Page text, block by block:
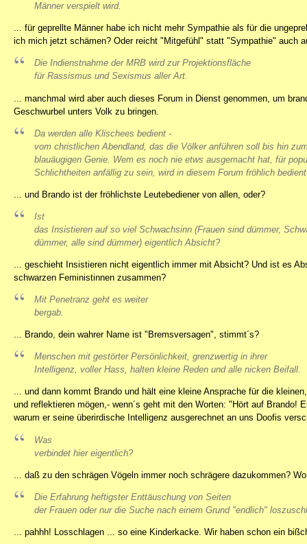
Männer verspielt wird.
... für geprellte Männer habe ich nicht mehr Sympathie als für die
ich mich jetzt schämen? Oder reicht "Mitgefühl" statt "Sympathie" auch
Die Indienstnahme der MRB wird zur Projektionsfläche
für Rassismus und Sexismus aller Art.
... manchmal wird aber auch dieses Forum in Dienst genommen, um
Geschwurbel unters Volk zu bringen.
Da werden alle Klischees bedient -
vom christlichen Abendland, das die Völker anführen soll bis hin
blauäugigen Genie. Wem es noch nie etws ausgemacht hat, für
Schlichtheiten anfällig zu sein, wird in diesem Forum fröhlich
... und Brando ist der fröhlichste Leutebediener von allen, oder?
Ist
das Insistieren auf so viel Schwachsinn (Frauen sind dümmer,
dümmer, alle sind dümmer) eigentlich Absicht?
... geschieht Insistieren nicht eigentlich immer mit Absicht? Und ist es
schwarzen Feministinnen zusammen?
Mit Penetranz geht es weiter
bergab.
... Brando, dein wahrer Name ist "Bremsversagen", stimmt´s?
Menschen mit gestörter Persönlichkeit, grenzwertig in ihrer
Intelligenz, voller Hass, halten kleine Reden und alle nicken Beifall.
... und dann kommt Brando und hält eine kleine Ansprache für die
und reflektieren mögen,- wenn´s geht mit den Worten: "Hört auf
warum er seine überirdische Intelligenz ausgerechnet an uns Doofis
Was
verbindet hier eigentlich?
... daß zu den schrägen Vögeln immer noch schrägere dazukommen?
Die Erfahrung heftigster Enttäuschung von Seiten
der Frauen oder nur die Suche nach einem Grund "endlich"
... pahhh! Losschlagen ... so eine Kinderkacke. Wir haben schon ein